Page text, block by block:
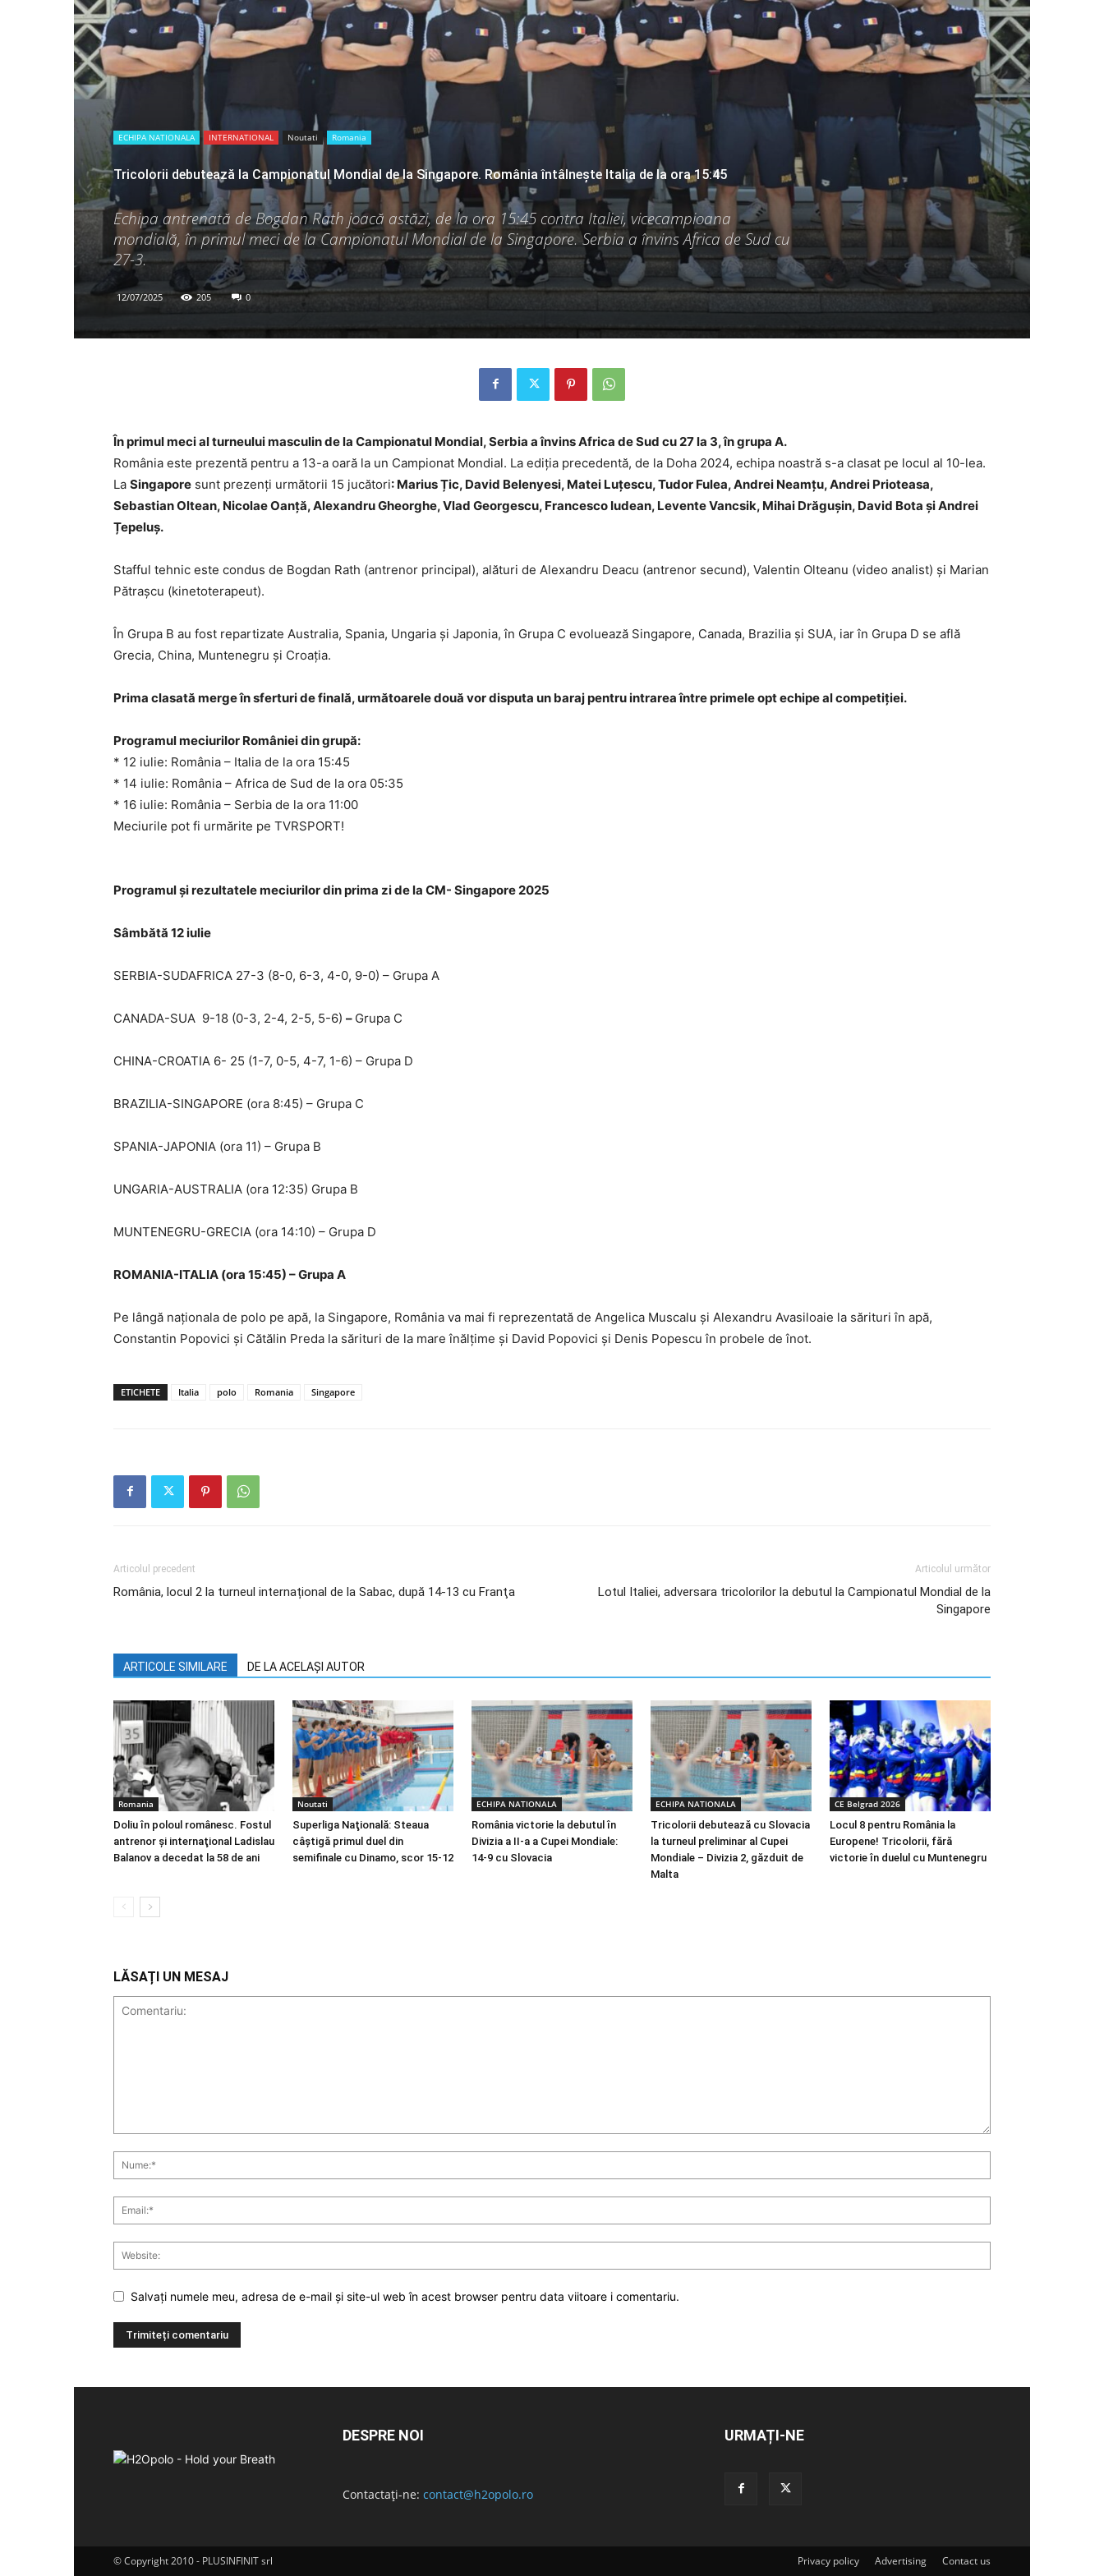
breath
ECHIPA NATIONALA INTERNATIONAL Noutati Romania
Tricolorii debutează la Campionatul Mondial de la Singapore. România întâlnește Italia de la ora 15:45
Echipa antrenată de Bogdan Rath joacă astăzi, de la ora 15:45 contra Italiei, vicecampioana
mondială, în primul meci de la Campionatul Mondial de la Singapore. Serbia a învins Africa de Sud cu
27-3.
12/07/2025 205 0
În primul meci al turneului masculin de la Campionatul Mondial, Serbia a învins Africa de Sud cu 27 la 3, în grupa A.
România este prezentă pentru a 13-a oară la un Campionat Mondial. La ediția precedentă, de la Doha 2024, echipa noastră s-a clasat pe locul al 10-lea.
La Singapore sunt prezenți următorii 15 jucători: Marius Țic, David Belenyesi, Matei Luțescu, Tudor Fulea, Andrei Neamțu, Andrei Prioteasa,
Sebastian Oltean, Nicolae Oanță, Alexandru Gheorghe, Vlad Georgescu, Francesco Iudean, Levente Vancsik, Mihai Drăgușin, David Bota și Andrei
Țepeluș.
Stafful tehnic este condus de Bogdan Rath (antrenor principal), alături de Alexandru Deacu (antrenor secund), Valentin Olteanu (video analist) și Marian
Pătrașcu (kinetoterapeut).
În Grupa B au fost repartizate Australia, Spania, Ungaria și Japonia, în Grupa C evoluează Singapore, Canada, Brazilia și SUA, iar în Grupa D se află
Grecia, China, Muntenegru și Croația.
Prima clasată merge în sferturi de finală, următoarele două vor disputa un baraj pentru intrarea între primele opt echipe al competiției.
Programul meciurilor României din grupă:
* 12 iulie: România – Italia de la ora 15:45
* 14 iulie: România – Africa de Sud de la ora 05:35
* 16 iulie: România – Serbia de la ora 11:00
Meciurile pot fi urmărite pe TVRSPORT!
Programul și rezultatele meciurilor din prima zi de la CM- Singapore 2025
Sâmbătă 12 iulie
SERBIA-SUDAFRICA 27-3 (8-0, 6-3, 4-0, 9-0) – Grupa A
CANADA-SUA 9-18 (0-3, 2-4, 2-5, 5-6) – Grupa C
CHINA-CROATIA 6- 25 (1-7, 0-5, 4-7, 1-6) – Grupa D
BRAZILIA-SINGAPORE (ora 8:45) – Grupa C
SPANIA-JAPONIA (ora 11) – Grupa B
UNGARIA-AUSTRALIA (ora 12:35) Grupa B
MUNTENEGRU-GRECIA (ora 14:10) – Grupa D
ROMANIA-ITALIA (ora 15:45) – Grupa A
Pe lângă naționala de polo pe apă, la Singapore, România va mai fi reprezentată de Angelica Muscalu și Alexandru Avasiloaie la sărituri în apă,
Constantin Popovici și Cătălin Preda la sărituri de la mare înălțime și David Popovici și Denis Popescu în probele de înot.
ETICHETE Italia polo Romania Singapore
Articolul precedent
România, locul 2 la turneul internațional de la Sabac, după 14-13 cu Franţa
Articolul următor
Lotul Italiei, adversara tricolorilor la debutul la Campionatul Mondial de la
Singapore
ARTICOLE SIMILARE DE LA ACELAȘI AUTOR
Romania
Doliu în poloul românesc. Fostul
antrenor şi internaţional Ladislau
Balanov a decedat la 58 de ani
Noutati
Superliga Naţională: Steaua
câştigă primul duel din
semifinale cu Dinamo, scor 15-12
ECHIPA NATIONALA
România victorie la debutul în
Divizia a II-a a Cupei Mondiale:
14-9 cu Slovacia
ECHIPA NATIONALA
Tricolorii debutează cu Slovacia
la turneul preliminar al Cupei
Mondiale – Divizia 2, găzduit de
Malta
CE Belgrad 2026
Locul 8 pentru România la
Europene! Tricolorii, fără
victorie în duelul cu Muntenegru
LĂSAȚI UN MESAJ
Salvați numele meu, adresa de e-mail și site-ul web în acest browser pentru data viitoare i comentariu.
DESPRE NOI
Contactați-ne: contact@h2opolo.ro
URMAȚI-NE
Privacy policy Advertising Contact us
© Copyright 2010 - PLUSINFINIT srl